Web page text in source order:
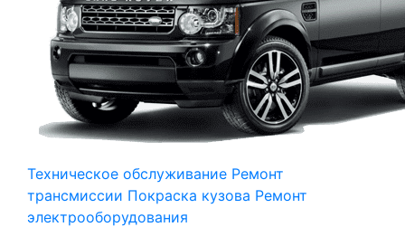
Техническое обслуживание Ремонт
трансмиссии Покраска кузова Ремонт
электрооборудования